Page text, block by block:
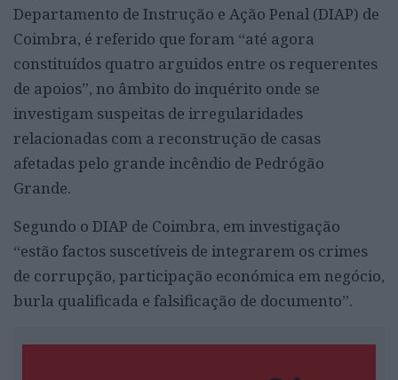
Departamento de Instrução e Ação Penal (DIAP) de
Coimbra, é referido que foram “até agora
constituídos quatro arguidos entre os requerentes
de apoios”, no âmbito do inquérito onde se
investigam suspeitas de irregularidades
relacionadas com a reconstrução de casas
afetadas pelo grande incêndio de Pedrógão
Grande.
Segundo o DIAP de Coimbra, em investigação
“estão factos suscetíveis de integrarem os crimes
de corrupção, participação económica em negócio,
burla qualificada e falsificação de documento”.